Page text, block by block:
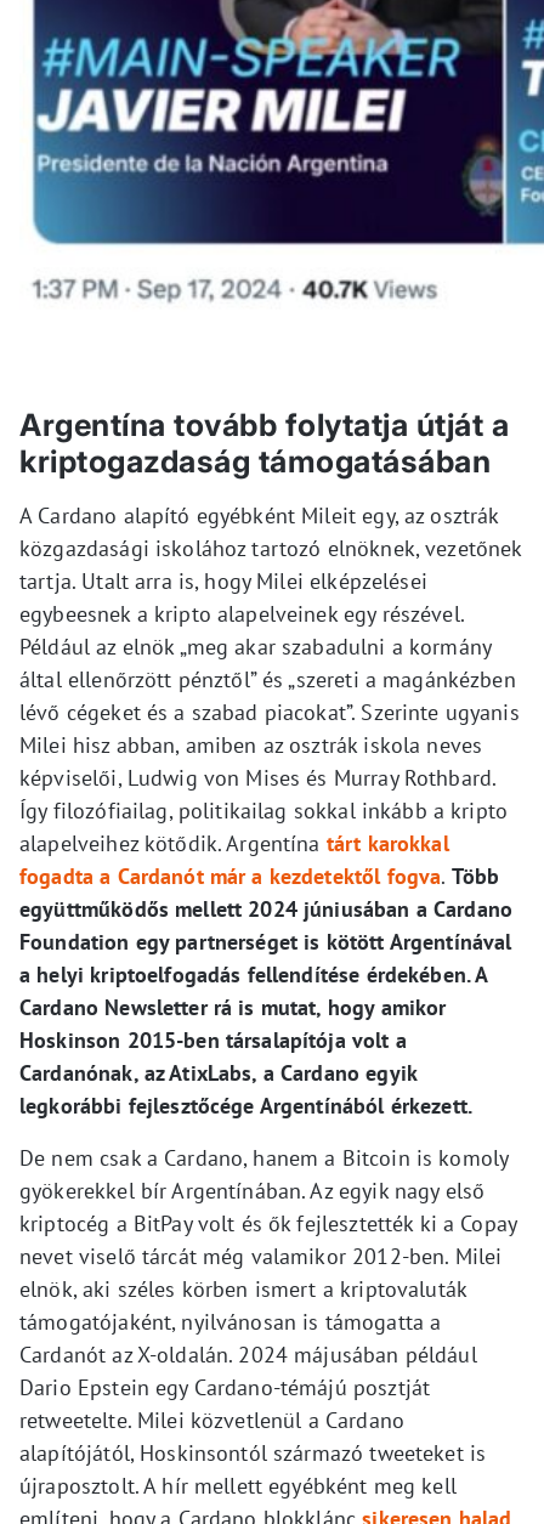
Argentína tovább folytatja útját a
kriptogazdaság támogatásában
A Cardano alapító egyébként Mileit egy, az osztrák
közgazdasági iskolához tartozó elnöknek, vezetőnek
tartja. Utalt arra is, hogy Milei elképzelései
egybeesnek a kripto alapelveinek egy részével.
Például az elnök „meg akar szabadulni a kormány
által ellenőrzött pénztől” és „szereti a magánkézben
lévő cégeket és a szabad piacokat”. Szerinte ugyanis
Milei hisz abban, amiben az osztrák iskola neves
képviselői, Ludwig von Mises és Murray Rothbard.
Így filozófiailag, politikailag sokkal inkább a kripto
alapelveihez kötődik. Argentína tárt karokkal
fogadta a Cardanót már a kezdetektől fogva. Több
együttműködős mellett 2024 júniusában a Cardano
Foundation egy partnerséget is kötött Argentínával
a helyi kriptoelfogadás fellendítése érdekében. A
Cardano Newsletter rá is mutat, hogy amikor
Hoskinson 2015-ben társalapítója volt a
Cardanónak, az AtixLabs, a Cardano egyik
legkorábbi fejlesztőcége Argentínából érkezett.
De nem csak a Cardano, hanem a Bitcoin is komoly
gyökerekkel bír Argentínában. Az egyik nagy első
kriptocég a BitPay volt és ők fejlesztették ki a Copay
nevet viselő tárcát még valamikor 2012-ben. Milei
elnök, aki széles körben ismert a kriptovaluták
támogatójaként, nyilvánosan is támogatta a
Cardanót az X-oldalán. 2024 májusában például
Dario Epstein egy Cardano-témájú posztját
retweetelte. Milei közvetlenül a Cardano
alapítójától, Hoskinsontól származó tweeteket is
újraposztolt. A hír mellett egyébként meg kell
említeni, hogy a Cardano blokkláncsikeresen halad